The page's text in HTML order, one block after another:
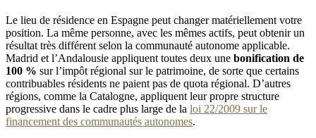
Le lieu de résidence en Espagne peut changer matériellement votre
position. La même personne, avec les mêmes actifs, peut obtenir un
résultat très différent selon la communauté autonome applicable.
Madrid et l’Andalousie appliquent toutes deux une bonification de
100 % sur l’impôt régional sur le patrimoine, de sorte que certains
contribuables résidents ne paient pas de quota régional. D’autres
régions, comme la Catalogne, appliquent leur propre structure
progressive dans le cadre plus large de la loi 22/2009 sur le
financement des communautés autonomes.